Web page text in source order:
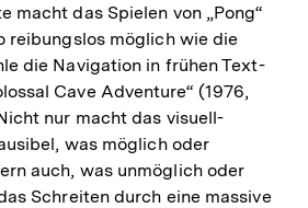
macht das Spielen von „Pong“
reibungslos möglich wie die
die Navigation in frühen Text-
Cave Adventure“ (1976,
nur macht das visuell-
was möglich oder
auch, was unmöglich oder
Schreiten durch eine massive